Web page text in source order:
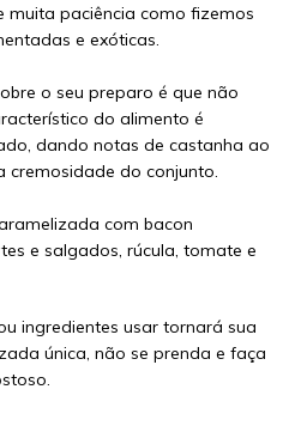
muita paciência como fizemos
e exóticas.
o seu preparo é que não
do alimento é
dando notas de castanha ao
cremosidade do conjunto.
com bacon
e salgados, rúcula, tomate e
ingredientes usar tornará sua
única, não se prenda e faça